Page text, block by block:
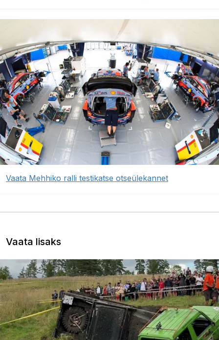
Vaata Mehhiko ralli testikatse otseülekannet
Vaata lisaks